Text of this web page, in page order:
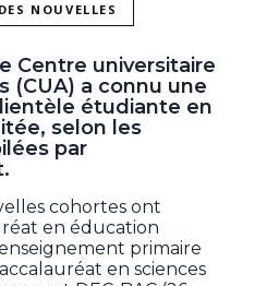
NOUVELLES
Centre universitaire
(CUA) a connu une
étudiante en
selon les
par
cohortes ont
en éducation
primaire
en sciences